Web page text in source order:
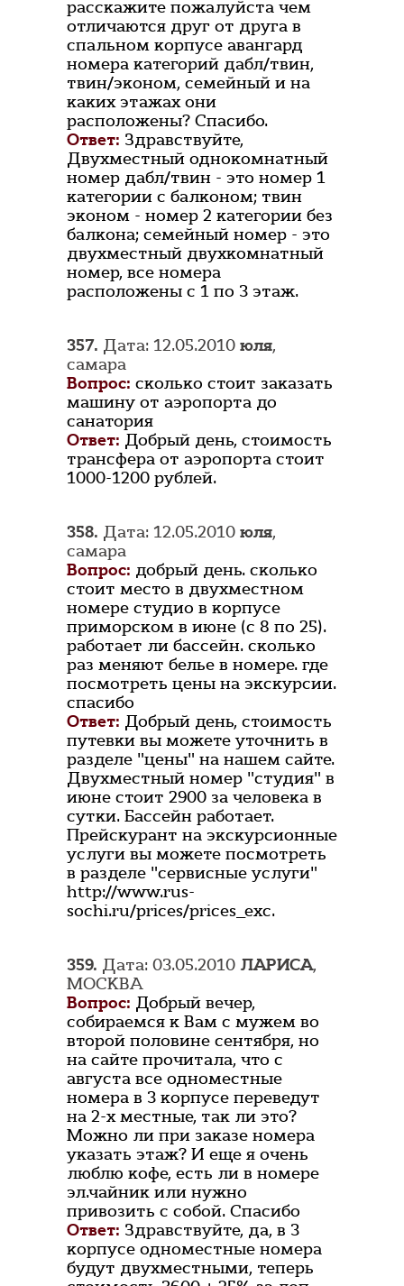
расскажите пожалуйста чем
отличаются друг от друга в
спальном корпусе авангард
номера категорий дабл/твин,
твин/эконом, семейный и на
каких этажах они
расположены? Спасибо.
Ответ: Здравствуйте,
Двухместный однокомнатный
номер дабл/твин - это номер 1
категории с балконом; твин
эконом - номер 2 категории без
балкона; семейный номер - это
двухместный двухкомнатный
номер, все номера
расположены с 1 по 3 этаж.
357. Дата: 12.05.2010 юля,
самара
Вопрос: сколько стоит заказать
машину от аэропорта до
санатория
Ответ: Добрый день, стоимость
трансфера от аэропорта стоит
1000-1200 рублей.
358. Дата: 12.05.2010 юля,
самара
Вопрос: добрый день. сколько
стоит место в двухместном
номере студио в корпусе
приморском в июне (с 8 по 25).
работает ли бассейн. сколько
раз меняют белье в номере. где
посмотреть цены на экскурсии.
спасибо
Ответ: Добрый день, стоимость
путевки вы можете уточнить в
разделе "цены" на нашем сайте.
Двухместный номер "студия" в
июне стоит 2900 за человека в
сутки. Бассейн работает.
Прейскурант на экскурсионные
услуги вы можете посмотреть
в разделе "сервисные услуги"
http://www.rus-
sochi.ru/prices/prices_exc.
359. Дата: 03.05.2010 ЛАРИСА,
МОСКВА
Вопрос: Добрый вечер,
собираемся к Вам с мужем во
второй половине сентября, но
на сайте прочитала, что с
августа все одноместные
номера в 3 корпусе переведут
на 2-х местные, так ли это?
Можно ли при заказе номера
указать этаж? И еще я очень
люблю кофе, есть ли в номере
эл.чайник или нужно
привозить с собой. Спасибо
Ответ: Здравствуйте, да, в 3
корпусе одноместные номера
будут двухместными, теперь